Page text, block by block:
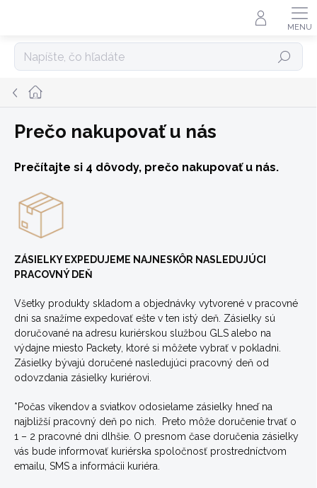
Hľadať
Domov
Prečo nakupovať u nás
Prečítajte si 4 dôvody, prečo nakupovať u nás.
ZÁSIELKY EXPEDUJEME NAJNESKÔR NASLEDUJÚCI
PRACOVNÝ DEŇ
Všetky produkty skladom a objednávky vytvorené v pracovné
dni sa snažíme expedovať ešte v ten istý deň. Zásielky sú
doručované na adresu kuriérskou službou GLS alebo na
výdajne miesto Packety, ktoré si môžete vybrať v pokladni.
Zásielky bývajú doručené nasledujúci pracovný deň od
odovzdania zásielky kuriérovi.
*Počas víkendov a sviatkov odosielame zásielky hneď na
najbližší pracovný deň po nich. Preto môže doručenie trvať o
1 – 2 pracovné dni dlhšie. O presnom čase doručenia zásielky
vás bude informovať kuriérska spoločnosť prostredníctvom
emailu, SMS a informácii kuriéra.